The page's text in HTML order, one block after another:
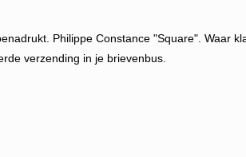
Philippe Constance "Square". Waar
verzending in je brievenbus.